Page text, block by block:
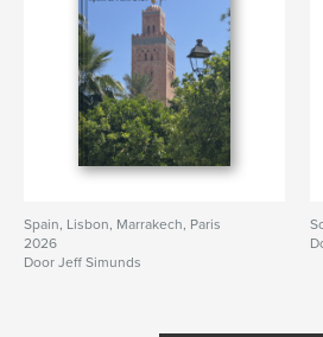
Spain, Lisbon, Marrakech, Paris
2026
Door Jeff Simunds